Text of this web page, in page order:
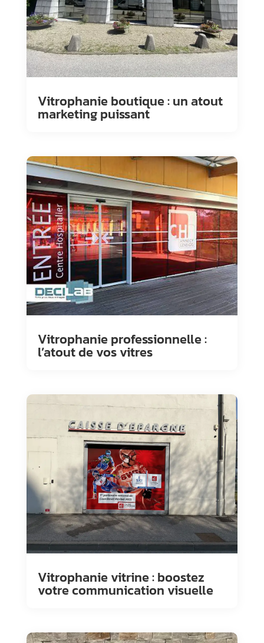
Vitrophanie boutique : un atout
marketing puissant
Vitrophanie professionnelle :
l’atout de vos vitres
Vitrophanie vitrine : boostez
votre communication visuelle